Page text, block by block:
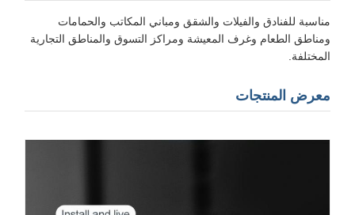
مناسبة للفنادق والفيلات والشقق ومباني المكاتب والحمامات
ومناطق الطعام وغرف المعيشة ومراكز التسوق والمناطق التجارية
المختلفة.
معرض المنتجات